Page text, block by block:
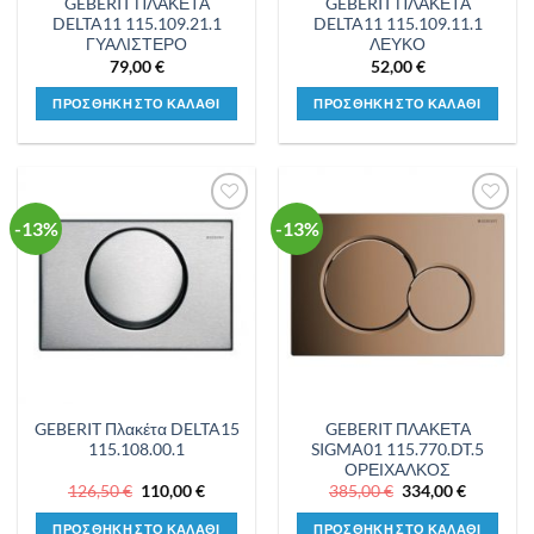
DELTA11 115.109.21.1
ΓΥΑΛΙΣΤΕΡΟ
79,00€
ΠΡΟΣΘΗΚΗ ΣΤΟ ΚΑΛΑΘΙ
DELTA11 115.109.11.1
ΛΕΥΚΟ
52,00€
ΠΡΟΣΘΗΚΗ ΣΤΟ ΚΑΛΑΘΙ
-13%
Προσθήκη
στη λίστα
επιθυμιών
GEBERIT Πλακέτα DELTA15
115.108.00.1
126,50€ Original
price
was:
110,00€Η
τιμή
ΠΡΟΣΘΗΚΗ ΣΤΟ ΚΑΛΑΘΙ
-13%
Προσθήκη
GEBERIT ΠΛΑΚΕΤΑ
SIGMA01 115.770.DT.5
ΟΡΕΙΧΑΛΚΟΣ
385,00€ Original
price
was:
334,00€Η
τιμή
ΠΡΟΣΘΗΚΗ ΣΤΟ ΚΑΛΑΘΙ